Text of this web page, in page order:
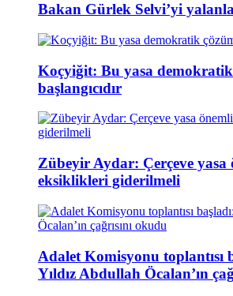
Bakan Gürlek Selvi’yi
Koçyiğit: Bu yasa
başlangıcıdır
Zübeyir Aydar: Çerçeve yasa
eksiklikleri giderilmeli
Adalet Komisyonu toplantısı
Yıldız Abdullah Öcalan’ın